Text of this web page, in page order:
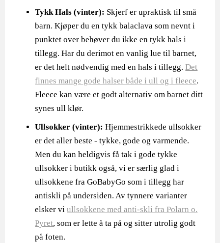
Tykk Hals (vinter): Skjerf er upraktisk til små
barn. Kjøper du en tykk balaclava som nevnt i
punktet over behøver du ikke en tykk hals i
tillegg. Har du derimot en vanlig lue til barnet,
er det helt nødvendig med en hals i tillegg.Det
finnes mange gode halser både i ull og i fleece.
Fleece kan være et godt alternativ om barnet ditt
synes ull klør.
Ullsokker (vinter):Hjemmestrikkede ullsokker
er det aller beste - tykke, gode og varmende.
Men du kan heldigvis få tak i gode tykke
ullsokker i butikk også, vi er særlig glad i
ullsokkene fra GoBabyGo som i tillegg har
antiskli på undersiden. Av tynnere varianter
elsker viullsokkene med anti-skli fra Polarn o.
Pyret, som er lette å ta på og sitter utrolig godt
på foten.